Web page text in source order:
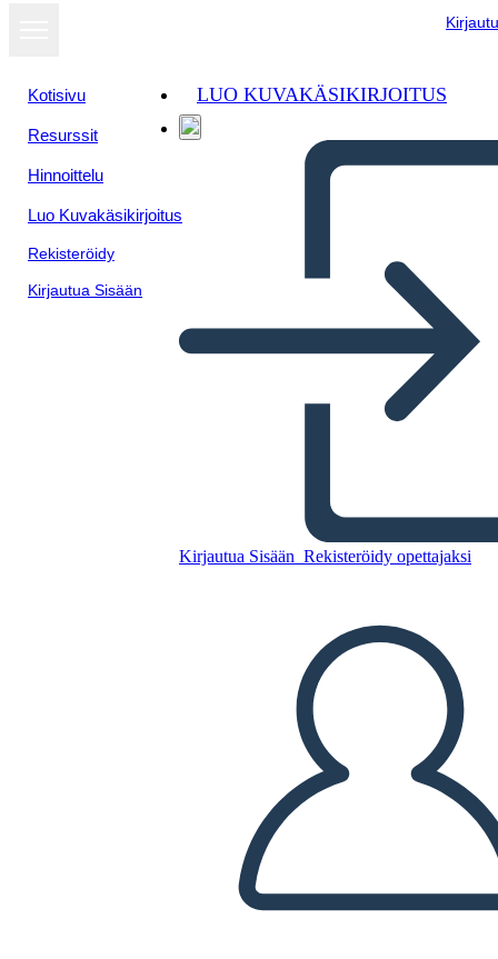
Kotisivu
Resurssit
Hinnoittelu
Luo Kuvakäsikirjoitus
Rekisteröidy
Kirjautua Sisään
LUO KUVAKÄSIKIRJOITUS
Kirjautua Sisään Rekisteröidy opettajaksi
Incarcerazione dei giapponesi
della seconda guerra
Kopioi tämä kuvakäsikirjoitus
LUO KUVAKÄSIKIRJOITUS
TOISTA DIAESITYS
LUE MINULLE
Näytä
diaesityksenä